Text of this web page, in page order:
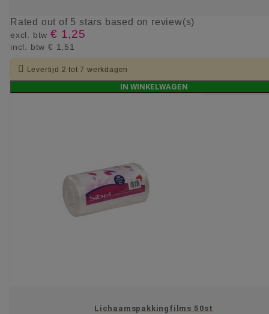
Rated out of 5 stars based on review(s)
excl. btw € 1,25
incl. btw € 1,51
 Levertijd 2 tot 7 werkdagen
IN WINKELWAGEN
Lichaamspakkingfilms 50st